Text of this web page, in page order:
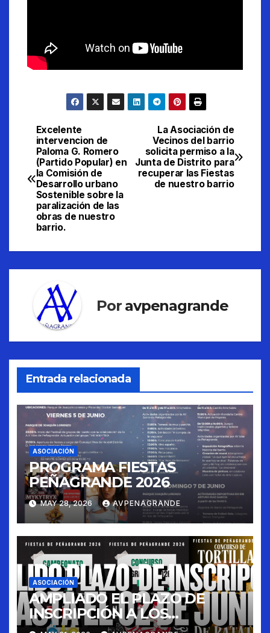
Navegación
de
entradas
La Asociación de
Vecinos del barrio
solicita permiso a la
Junta de Distrito para
recuperar las Fiestas
de nuestro barrio
Excelente
intervencion de
Paloma G. Romero
(Partido Popular) en
la Comisión de
Desarrollo urbano
Sostenible sobre la
paralización de las
obras de nuestro
barrio.
Por avpenagrande
Entrada relacionada
ASOCIACIÓN
PROGRAMA FIESTAS
PEÑAGRANDE 2026
MAY 28, 2026 AVPENAGRANDE
ASOCIACIÓN
AMPLIADO EL PLAZO DE
INSCRIPCIÓN A LOS
CONCURSOS FIESTAS 2026